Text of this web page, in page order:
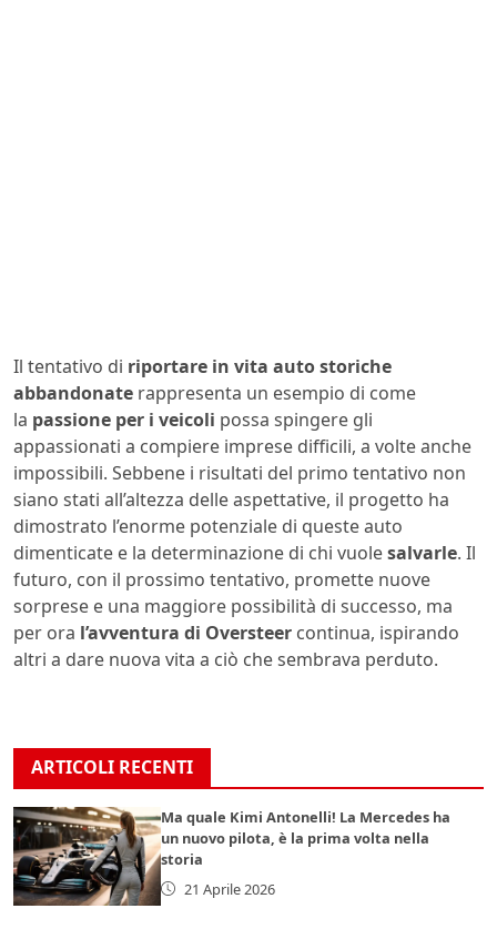
Il tentativo di riportare in vita auto storiche
abbandonate rappresenta un esempio di come
la passione per i veicoli possa spingere gli
appassionati a compiere imprese difficili, a volte anche
impossibili. Sebbene i risultati del primo tentativo non
siano stati all’altezza delle aspettative, il progetto ha
dimostrato l’enorme potenziale di queste auto
dimenticate e la determinazione di chi vuolesalvarle. Il
futuro, con il prossimo tentativo, promette nuove
sorprese e una maggiore possibilità di successo, ma
per ora l’avventura di Oversteer continua, ispirando
altri a dare nuova vita a ciò che sembrava perduto.
ARTICOLI RECENTI
Ma quale Kimi Antonelli! La Mercedes ha
un nuovo pilota, è la prima volta nella
storia
21 Aprile 2026